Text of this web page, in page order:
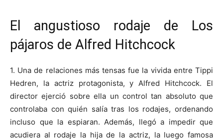
El angustioso rodaje de Los
pájaros de Alfred Hitchcock
1. Una de relaciones más tensas fue la vivida entre Tippi
Hedren, la actriz protagonista, y Alfred Hitchcock. El
director ejerció sobre ella un control tan absoluto que
controlaba con quién salía tras los rodajes, ordenando
incluso que la espiaran. Además, llegó a impedir que
acudiera al rodaje la hija de la actriz, la luego famosa